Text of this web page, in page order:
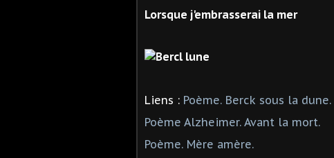
Lorsque j'embrasserai la mer
Liens : Poème. Berck sous la dune.
Poème Alzheimer. Avant la mort.
Poème. Mère amère.